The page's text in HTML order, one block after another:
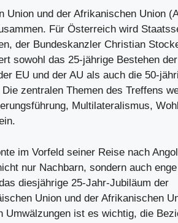
Union und der Afrikanischen Union
Für Österreich wird
der Bundeskanzler Christian
sowohl das 25-jährige Bestehen der
EU und der AU als auch die 50-
zentralen Themen des Treffens
Multilateralismus,
im Vorfeld seiner Reise nach
nur Nachbarn, sondern auch
diesjährige 25-Jahr-Jubiläum der
Union und der Afrikanischen
Umwälzungen ist es wichtig, die